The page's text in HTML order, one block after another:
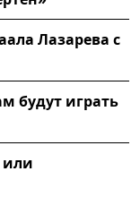
Лазарева с
будут играть